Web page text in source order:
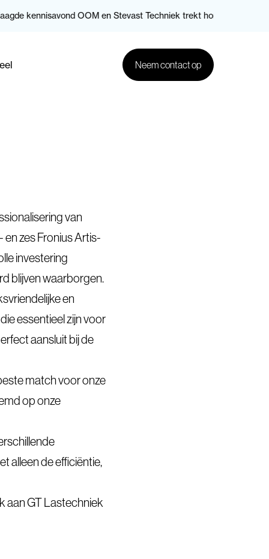
kennisavond OOM en Stevast Techniek trekt honderden
Neem contact op
van
zes Fronius Artis-
investering
blijven waarborgen.
en
essentieel zijn voor
aansluit bij de
match voor onze
op onze
alleen de efficiëntie,
aan GT Lastechniek